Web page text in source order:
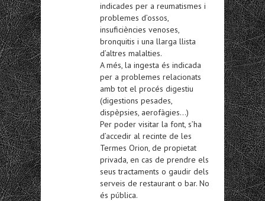
indicades per a reumatismes i
problemes d’ossos,
insuficiències venoses,
bronquitis i una llarga llista
d’altres malalties.
A més, la ingesta és indicada
per a problemes relacionats
amb tot el procés digestiu
(digestions pesades,
dispèpsies, aerofàgies…)
Per poder visitar la font, s’ha
d’accedir al recinte de les
Termes Orion, de propietat
privada, en cas de prendre els
seus tractaments o gaudir dels
serveis de restaurant o bar. No
és pública.